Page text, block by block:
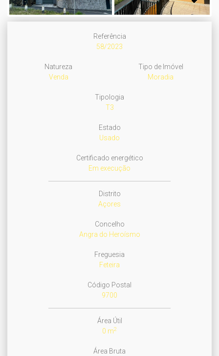
Next
Referência
58/2023
Natureza
Venda
Tipo de Imóvel
Moradia
Tipologia
T3
Estado
Usado
Certificado energético
Em execução
Distrito
Açores
Concelho
Angra do Heroísmo
Freguesia
Feteira
Código Postal
9700
Área Útil
0 m2
Área Bruta